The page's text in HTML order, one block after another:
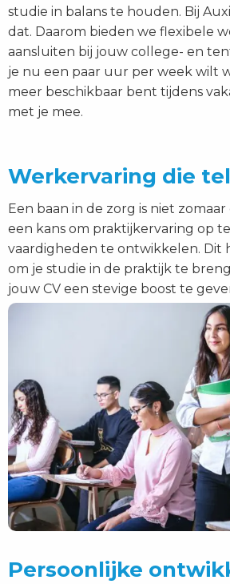
studie in balans te houden. Bij
dat. Daarom bieden we flexibele
aansluiten bij jouw college- en
je nu een paar uur per week wilt
meer beschikbaar bent tijdens
met je mee.
Werkervaring die
Een baan in de zorg is niet zomaar
een kans om praktijkervaring op
vaardigheden te ontwikkelen. Dit
om je studie in de praktijk te
jouw CV een stevige boost te
Persoonlijke